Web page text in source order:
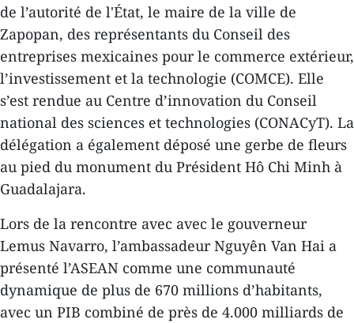
de l’autorité de l'État, le maire de la ville de
Zapopan, des représentants du Conseil des
entreprises mexicaines pour le commerce extérieur,
l’investissement et la technologie (COMCE). Elle
s’est rendue au Centre d’innovation du Conseil
national des sciences et technologies (CONACyT). La
délégation a également déposé une gerbe de fleurs
au pied du monument du Président Hô Chi Minh à
Guadalajara.
Lors de la rencontre avec avec le gouverneur
Lemus Navarro, l’ambassadeur Nguyên Van Hai a
présenté l’ASEAN comme une communauté
dynamique de plus de 670 millions d’habitants,
avec un PIB combiné de près de 4.000 milliards de